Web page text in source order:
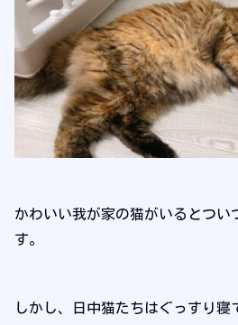
かわいい我が家の猫がいるとつい
す。
しかし、日中猫たちはぐっすり寝